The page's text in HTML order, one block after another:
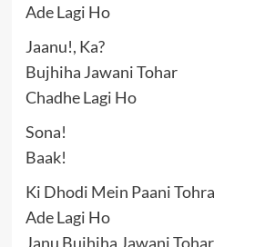
Ade Lagi Ho
Jaanu!, Ka?
Bujhiha Jawani Tohar
Chadhe Lagi Ho
Sona!
Baak!
Ki Dhodi Mein Paani Tohra
Ade Lagi Ho
Janu Bujhiha Jawani Tohar